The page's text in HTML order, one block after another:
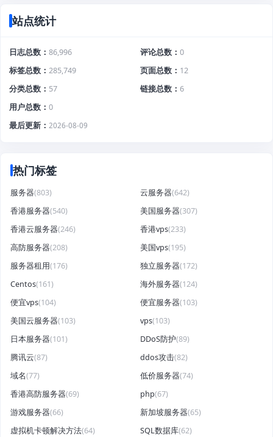
站点统计
日志总数 86,996 评论总数
0
标签总数
285,749 页面总数
12
分类总数
57 链接总数
6
用户总数
0
最后更新
2026-08-09
热门标签
服务器(803) 云服务器(642)
香港服务器(540) 美国服务器(307)
香港云服务器(246) 香港vps(233)
高防服务器(208) 美国vps(195)
服务器租用(176) 独立服务器(172)
Centos(161) 海外服务器(124)
便宜vps(104) 便宜服务器(103)
美国云服务器(103) vps(103)
日本服务器(101) DDoS防护(89)
腾讯云(87) ddos攻击(82)
域名(77) 低价服务器(74)
香港高防服务器(69) php(67)
游戏服务器(66) 新加坡服务器(65)
虚拟机卡顿解决方法(64) SQL数据库(62)